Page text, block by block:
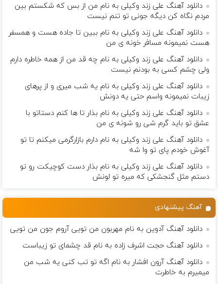
دانلود آهنگ علی زند وکیلی به نام من از بس كه شكستم بین
مردم نگاه كن دیگه جونى تو تنم نیست
دانلود آهنگ علی زند وکیلی به نام ببین تا جاده هست و همسفر
هست نمیمونه مسافر خونه ی من
دانلود آهنگ علی زند وکیلی به نام چه قد من از همه خاطره دارم
ولی چشم كسی به بودنم نیست
دانلود آهنگ علی زند وکیلی به نام یه شب میرى و از پرهای
زيبات نمیمونه واسم حتی یه دونش
دانلود آهنگ علی زند وکیلی به نام بذار تا ها كنم دستاتو با
عشق تو باید گرم شی رو شونه ى من
دانلود آهنگ علی زند وکیلی به نام دارم بازارگرمی میكنم تا تو
آغوش خودم پای تو وا شه
دانلود آهنگ علی زند وکیلی به نام بذار دست كوچیكت رو تو
دستم مثل گنجشكی كه میره تو لونش
آهنگ پیشنهادی
دانلود آهنگ آدوین به نام مهربون من تویی آروم جون من تویی
دانلود آهنگ حجت اشرف زاده به نام قد چشمای تو زیباست
دانلود آهنگ آرون افشار به نام اگه تو تب کنی یه شب من
میمیرم به خاطرت